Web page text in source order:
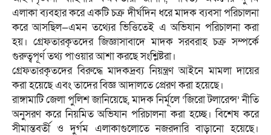
এলাকা ব্যবহার করে একটি চক্র দীর্ঘদিন ধরে মাদক ব্যবসা পরিচালনা
করে আসছিল—এমন তথ্যের ভিত্তিতেই এ অভিযান পরিচালনা করা
হয়। গ্রেফতারকৃতদের জিজ্ঞাসাবাদে মাদক সরবরাহ চক্র সম্পর্কে
গুরুত্বপূর্ণ তথ্য পাওয়ার আশা করছে সংশ্লিষ্টরা।
গ্রেফতারকৃতদের বিরুদ্ধে মাদকদ্রব্য নিয়ন্ত্রণ আইনে মামলা দায়ের
করা হয়েছে এবং তাদের বিজ্ঞ আদালতে প্রেরণ করা হয়েছে।
রাঙ্গামাটি জেলা পুলিশ জানিয়েছে, মাদক নির্মূলে ‘জিরো টলারেন্স’ নীতি
অনুসরণ করে নিয়মিত অভিযান পরিচালনা করা হচ্ছে। বিশেষ করে
সীমান্তবর্তী ও দুর্গম এলাকাগুলোতে নজরদারি বাড়ানো হয়েছে।